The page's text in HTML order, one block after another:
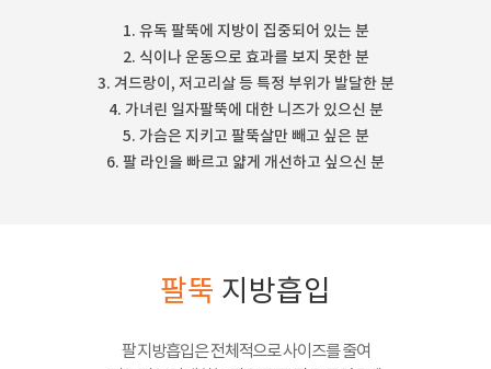
1. 유독 팔뚝에 지방이 집중되어 있는 분
2. 식이나 운동으로 효과를 보지 못한 분
3. 겨드랑이, 저고리살 등 특정 부위가 발달한 분
4. 가녀린 일자팔뚝에 대한 니즈가 있으신 분
5. 가슴은 지키고 팔뚝살만 빼고 싶은 분
6. 팔 라인을 빠르고 얇게 개선하고 싶으신 분
팔뚝 지방흡입
팔 지방흡입은 전체적으로 사이즈를 줄여